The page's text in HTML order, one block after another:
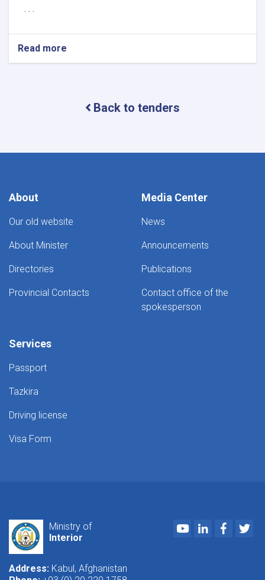
. . .
Read more
Procurement
Fighting
and
Back to tenders
About
Our old website
About Minister
Directories
Provincial Contacts
Media Center
News
Announcements
Publications
Contact office of the
spokesperson
Services
Passport
Tazkira
Driving license
Visa Form
Ministry of
Interior
YoutubeLinkedIn
Address: Kabul, Afghanistan